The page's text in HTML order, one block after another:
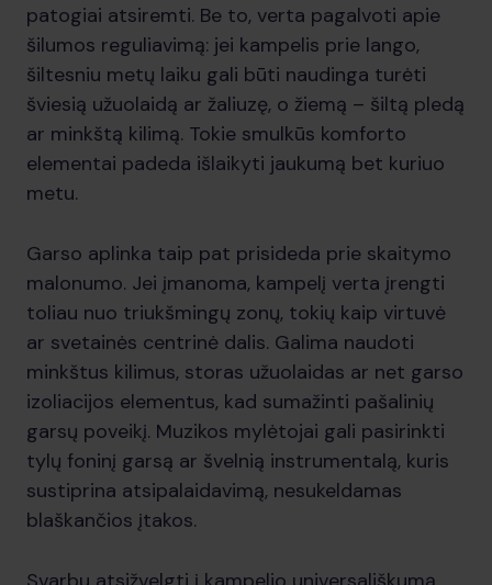
patogiai atsiremti. Be to, verta pagalvoti apie
šilumos reguliavimą: jei kampelis prie lango,
šiltesniu metų laiku gali būti naudinga turėti
šviesią užuolaidą ar žaliuzę, o žiemą – šiltą pledą
ar minkštą kilimą. Tokie smulkūs komforto
elementai padeda išlaikyti jaukumą bet kuriuo
metu.
Garso aplinka taip pat prisideda prie skaitymo
malonumo. Jei įmanoma, kampelį verta įrengti
toliau nuo triukšmingų zonų, tokių kaip virtuvė
ar svetainės centrinė dalis. Galima naudoti
minkštus kilimus, storas užuolaidas ar net garso
izoliacijos elementus, kad sumažinti pašalinių
garsų poveikį. Muzikos mylėtojai gali pasirinkti
tylų foninį garsą ar švelnią instrumentalą, kuris
sustiprina atsipalaidavimą, nesukeldamas
blaškančios įtakos.